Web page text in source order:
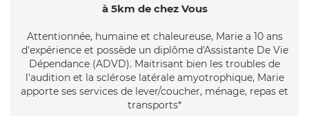
à 5km de chez Vous
Attentionnée, humaine et chaleureuse, Marie a 10 ans
d'expérience et possède un diplôme d'Assistante De Vie
Dépendance (ADVD). Maitrisant bien les troubles de
l'audition et la sclérose latérale amyotrophique, Marie
apporte ses services de lever/coucher, ménage, repas et
transports*